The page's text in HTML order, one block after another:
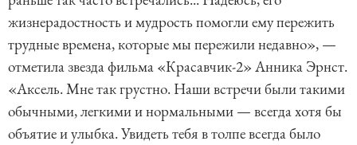
жизнерадостность и мудрость помогли ему пережить
трудные времена, которые мы пережили недавно», —
отметила звезда фильма «Красавчик-2» Анника Эрнст.
«Аксель. Мне так грустно. Наши встречи были такими
обычными, легкими и нормальными — всегда хотя бы
объятие и улыбка. Увидеть тебя в толпе всегда было